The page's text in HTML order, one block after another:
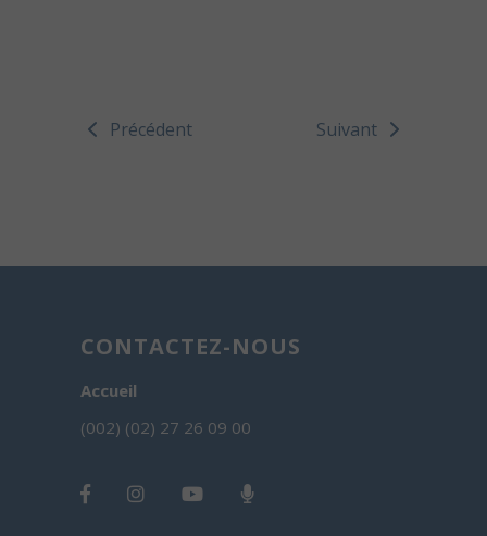
Précédent Suivant
CONTACTEZ-NOUS
Accueil
(002) (02) 27 26 09 00